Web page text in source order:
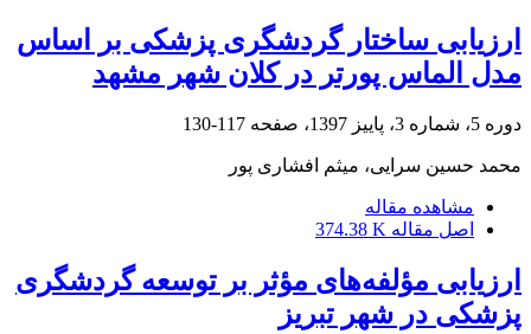
ارزیابی ساختار گردشگری پزشکی بر اساس
مدل الماس پورتر در کلان شهر مشهد
دوره 5، شماره 3، پاییز 1397، صفحه 117-130
محمد حسین سرایی، میثم افشاری پور
مشاهده مقاله
اصل مقاله 374.38 K
ارزیابی مؤلفه‌های مؤثر بر توسعه گردشگری
پزشکی در شهر تبریز